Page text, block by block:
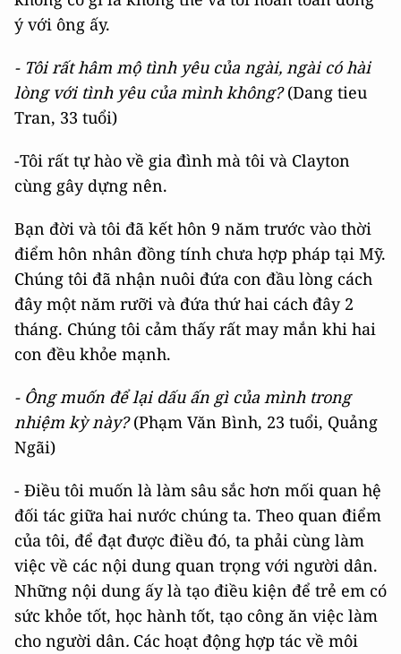
ý với ông ấy.
- Tôi rất hâm mộ tình yêu của ngài, ngài có hài
lòng với tình yêu của mình không?(Dang tieu
Tran, 33 tuổi)
-Tôi rất tự hào về gia đình mà tôi và Clayton
cùng gây dựng nên.
Bạn đời và tôi đã kết hôn 9 năm trước vào thời
điểm hôn nhân đồng tính chưa hợp pháp tại Mỹ.
Chúng tôi đã nhận nuôi đứa con đầu lòng cách
đây một năm rưỡi và đứa thứ hai cách đây 2
tháng. Chúng tôi cảm thấy rất may mắn khi hai
con đều khỏe mạnh.
- Ông muốn để lại dấu ấn gì của mình trong
nhiệm kỳ này?(Phạm Văn Bình, 23 tuổi, Quảng
Ngãi)
- Điều tôi muốn là làm sâu sắc hơn mối quan hệ
đối tác giữa hai nước chúng ta. Theo quan điểm
của tôi, để đạt được điều đó, ta phải cùng làm
việc về các nội dung quan trọng với người dân.
Những nội dung ấy là tạo điều kiện để trẻ em có
sức khỏe tốt, học hành tốt, tạo công ăn việc làm
cho người dân. Các hoạt động hợp tác về môi